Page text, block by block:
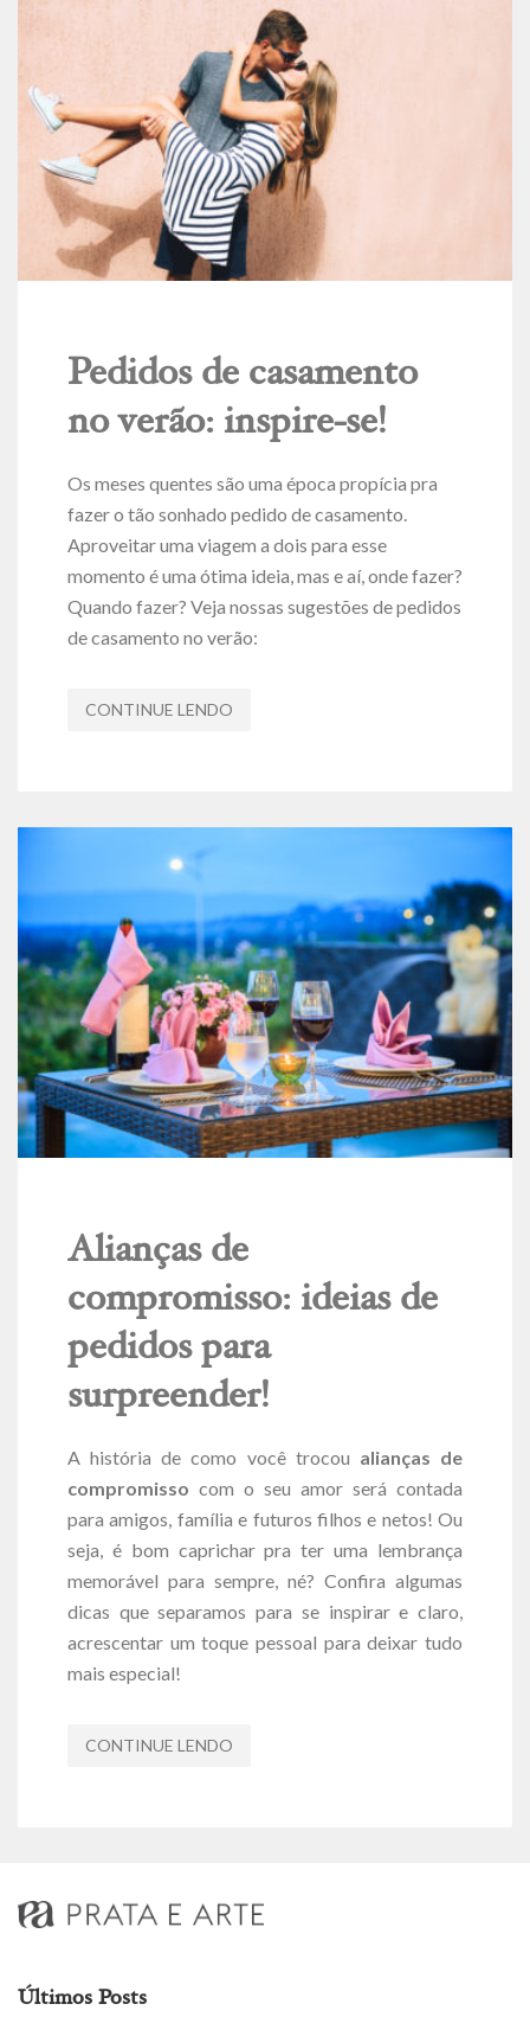
Pedidos de casamento
no verão: inspire-se!
Os meses quentes são uma época propícia pra
fazer o tão sonhado pedido de casamento.
Aproveitar uma viagem a dois para esse
momento é uma ótima ideia, mas e aí, onde fazer?
Quando fazer? Veja nossas sugestões de pedidos
de casamento no verão:
CONTINUE LENDO
Alianças de
compromisso: ideias de
pedidos para
surpreender!
A história de como você trocou alianças de
compromisso com o seu amor será contada
para amigos, família e futuros filhos e netos! Ou
seja, é bom caprichar pra ter uma lembrança
memorável para sempre, né? Confira algumas
dicas que separamos para se inspirar e claro,
acrescentar um toque pessoal para deixar tudo
mais especial!
CONTINUE LENDO
Últimos Posts